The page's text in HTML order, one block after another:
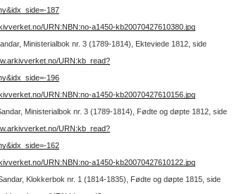
187
URN:NBN:no-a1450-kb20070427610380.jpg
Ministerialbok nr. 3 (1789-1814), Ekteviede 1812, side
URN:kb_read?
196
URN:NBN:no-a1450-kb20070427610156.jpg
Ministerialbok nr. 3 (1789-1814), Fødte og døpte 1812, side
URN:kb_read?
162
URN:NBN:no-a1450-kb20070427610122.jpg
Klokkerbok nr. 1 (1814-1835), Fødte og døpte 1815, side